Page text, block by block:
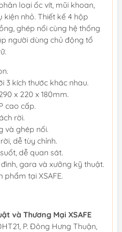
loại ốc vít, mũi khoan,
kiện nhỏ. Thiết kế 4 hộp
ghép nối cùng hệ thống
người dùng chủ động tổ
3 kích thước khác nhau.
x 220 x 180mm.
cao cấp.
rời.
và ghép nối.
dễ tùy chỉnh.
dễ quan sát.
gara và xưởng kỹ thuật.
phẩm tại XSAFE.
và Thương Mại XSAFE
P. Đông Hưng Thuận,